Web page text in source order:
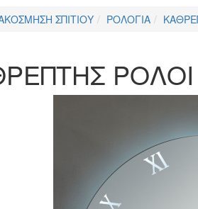
ΣΠΙΤΙΟΥ ΡΟΛΟΓΙΑ